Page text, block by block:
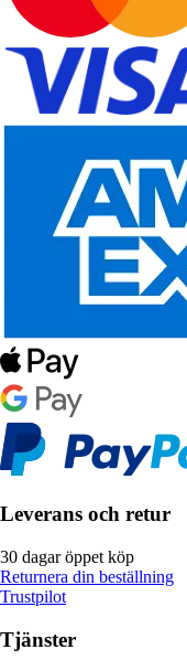
Leverans och retur
30 dagar öppet köp
Returnera din beställning
Trustpilot
Tjänster